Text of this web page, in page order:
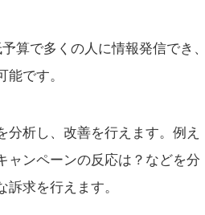
算で多くの人に情報発信でき、
です。
析し、改善を行えます。例え
ャンペーンの反応は？などを分
求を行えます。